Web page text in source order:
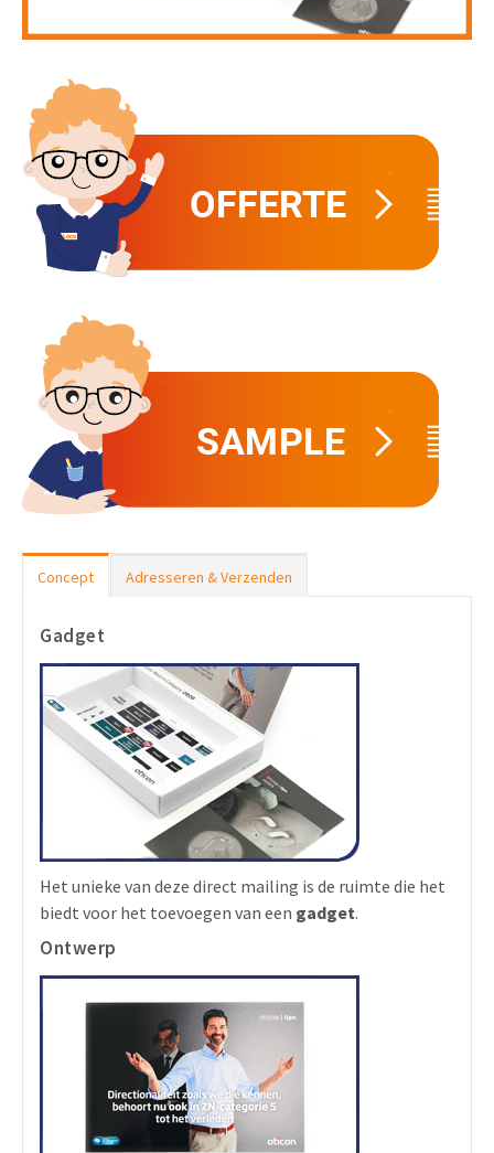
Concept Adresseren & Verzenden
Gadget
Het unieke van deze direct mailing is de ruimte die het
biedt voor het toevoegen van een gadget.
Ontwerp